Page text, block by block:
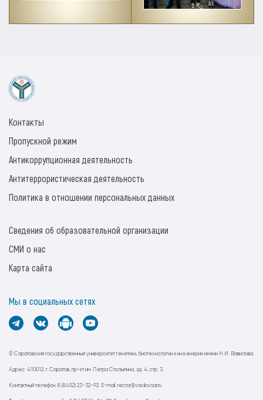
© Саратовский государственный университет генетики, биотехнологии и инженерии имени Н.И. Вавилова.
Адрес: 410012, г. Саратов, пр-кт им. Петра Столыпина, зд. 4, стр. 3.
Контактный телефон: 8 (8452) 23-32-92. E-mail: rector@vavilovsar.ru
Контакты
Пропускной режим
Антикоррупционная деятельность
Антитеррористическая деятельность
Политика в отношении персональных данных
Сведения об образовательной организации
СМИ о нас
Карта сайта
Мы в социальных сетях